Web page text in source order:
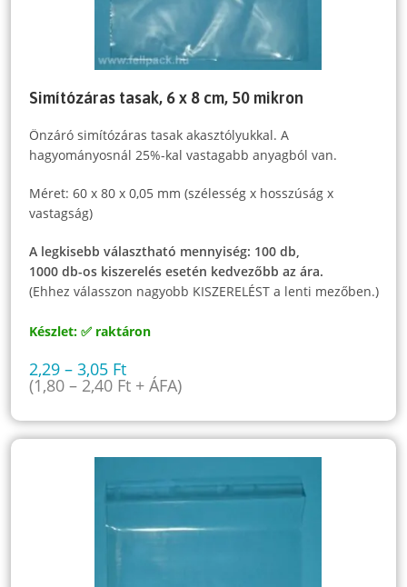
Simítózáras tasak, 6 x 8 cm, 50 mikron
Önzáró simítózáras tasak akasztólyukkal. A
hagyományosnál 25%-kal vastagabb anyagból van.
Méret: 60 x 80 x 0,05 mm (szélesség x hosszúság x
vastagság)
A legkisebb választható mennyiség: 100 db,
1000 db-os kiszerelés esetén kedvezőbb az ára.
(Ehhez válasszon nagyobb KISZERELÉST a lenti mezőben.)
Készlet: ✅ raktáron
2,29–3,05 Ft
(1,80– 2,40 Ft + ÁFA)